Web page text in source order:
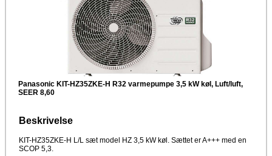
Panasonic KIT-HZ35ZKE-H R32 varmepumpe 3,5 kW køl, Luft/luft,
SEER 8,60
Beskrivelse
KIT-HZ35ZKE-H L/L sæt model HZ 3,5 kW køl. Sættet er A+++ med en
SCOP 5,3.